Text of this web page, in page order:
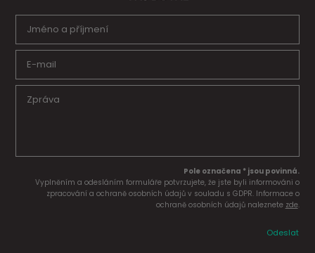
Pole označena * jsou povinná.
Vyplněním a odesláním formuláře potvrzujete, že jste byli informováni o
zpracování a ochraně osobních údajů v souladu s GDPR. Informace o
ochraně osobních údajů naleznete zde.
Odeslat